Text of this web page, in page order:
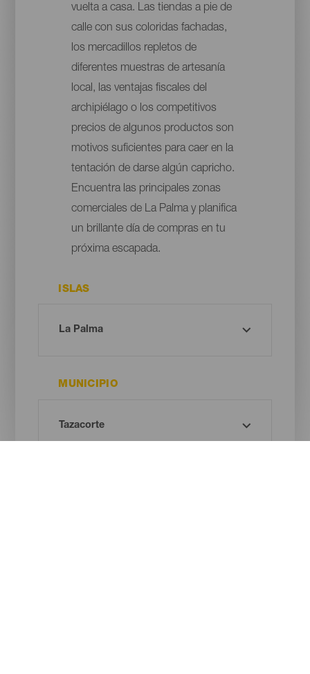
vuelta a casa. Las tiendas a pie de
calle con sus coloridas fachadas,
los mercadillos repletos de
diferentes muestras de artesanía
local, las ventajas fiscales del
archipiélago o los competitivos
precios de algunos productos son
motivos suficientes para caer en la
tentación de darse algún capricho.
Encuentra las principales zonas
comerciales de La Palma y planifica
un brillante día de compras en tu
próxima escapada.
ISLAS
MUNICIPIO